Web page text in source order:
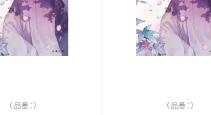
（品番：） （品番：）